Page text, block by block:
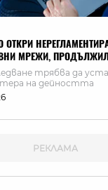
ОТКРИ
МРЕЖИ,
трябва да
на дейността